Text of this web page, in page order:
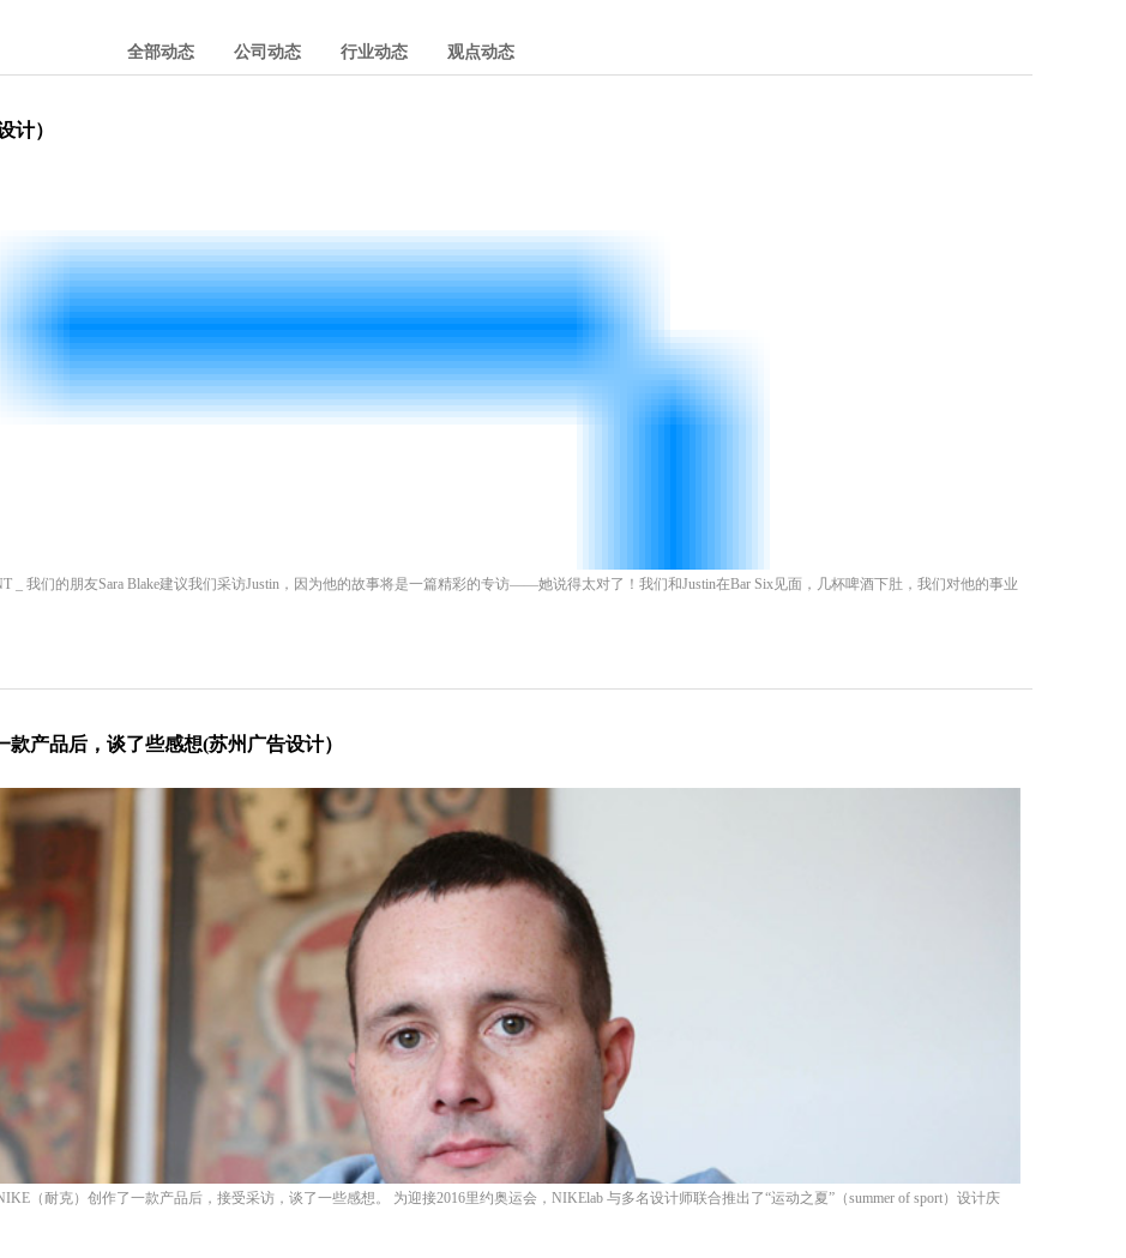
全部动态 公司动态 行业动态 观点动态
计）
_ 我们的朋友Sara Blake建议我们采访Justin，因为他的故事将是一篇精彩的专访——她说得太对了！我们和Justin在Bar Six见面，几杯啤酒下肚，我们对他的事业
产品后，谈了些感想(苏州广告设计）
（耐克）创作了一款产品后，接受采访，谈了一些感想。 为迎接2016里约奥运会，NIKElab 与多名设计师联合推出了“运动之夏”（summer of sport）设计庆